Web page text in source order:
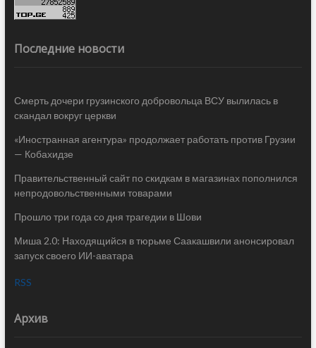
Последние новости
Смерть дочери грузинского добровольца ВСУ вылилась в
скандал вокруг церкви
«Иностранная агентура» продолжает работать против Грузии
— Кобахидзе
Правительственный сайт по скидкам в магазинах пополнился
непродовольственными товарами
Прошло три года со дня трагедии в Шови
Миша 2.0: Находящийся в тюрьме Саакашвили анонсировал
запуск своего ИИ-аватара
RSS
Архив